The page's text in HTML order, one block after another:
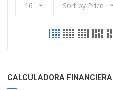
16 Sort by Price
CALCULADORA FINANCIERA